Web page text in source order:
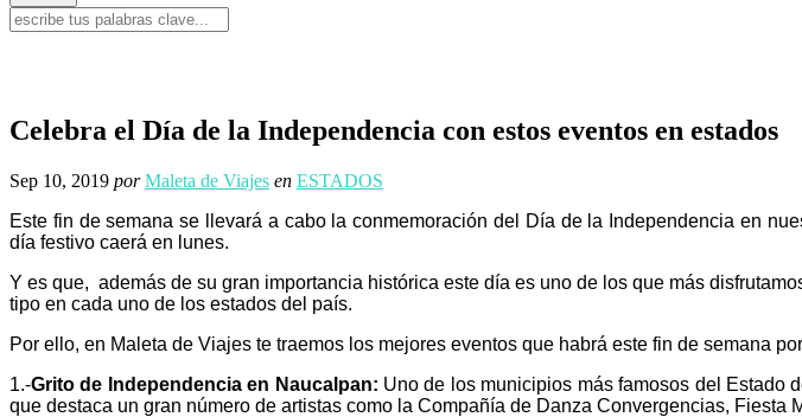
Celebra el Día de la Independencia con estos eventos en estados
Sep 10, 2019 por Maleta de Viajes en ESTADOS
Este fin de semana se llevará a cabo la conmemoración del Día de la Independencia en
día festivo caerá en lunes.
Y es que, además de su gran importancia histórica este día es uno de los que más
tipo en cada uno de los estados del país.
Por ello, en Maleta de Viajes te traemos los mejores eventos que habrá este fin de semana
1.-Grito de Independencia en Naucalpan: Uno de los municipios más famosos del Estado
que destaca un gran número de artistas como la Compañía de Danza Convergencias,